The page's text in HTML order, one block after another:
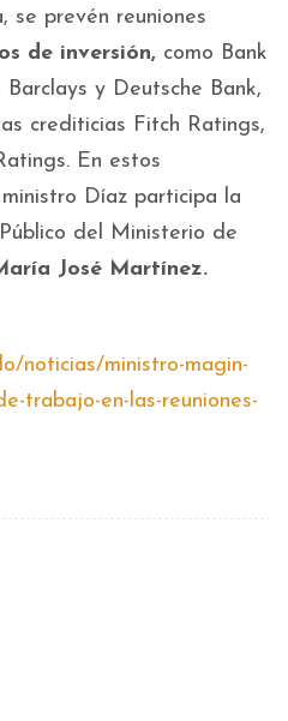
se prevén reuniones
de inversión, como Bank
y Deutsche Bank,
crediticias Fitch Ratings,
En estos
Díaz participa la
del Ministerio de
José Martínez.
noticias/ministro-magin-
trabajo-en-las-reuniones-